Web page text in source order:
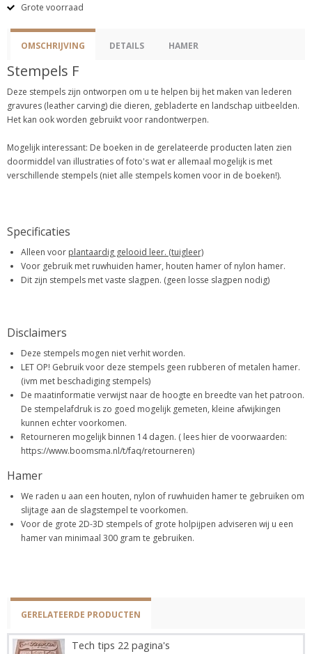
Grote voorraad
OMSCHRIJVING DETAILS HAMER
Stempels F
Deze stempels zijn ontworpen om u te helpen bij het maken van lederen
gravures (leather carving) die dieren, gebladerte en landschap uitbeelden.
Het kan ook worden gebruikt voor randontwerpen.
Mogelijk interessant: De boeken in de gerelateerde producten laten zien
doormiddel van illustraties of foto's wat er allemaal mogelijk is met
verschillende stempels (niet alle stempels komen voor in de boeken!).
Specificaties
Alleen voor plantaardig gelooid leer. (tuigleer)
Voor gebruik met ruwhuiden hamer, houten hamer of nylon hamer.
Dit zijn stempels met vaste slagpen. (geen losse slagpen nodig)
Disclaimers
Deze stempels mogen niet verhit worden.
LET OP! Gebruik voor deze stempels geen rubberen of metalen hamer.
(ivm met beschadiging stempels)
De maatinformatie verwijst naar de hoogte en breedte van het patroon.
De stempelafdruk is zo goed mogelijk gemeten, kleine afwijkingen
kunnen echter voorkomen.
Retourneren mogelijk binnen 14 dagen. ( lees hier de voorwaarden:
https://www.boomsma.nl/t/faq/retourneren)
Hamer
We raden u aan een houten, nylon of ruwhuiden hamer te gebruiken om
slijtage aan de slagstempel te voorkomen.
Voor de grote 2D-3D stempels of grote holpijpen adviseren wij u een
hamer van minimaal 300 gram te gebruiken.
GERELATEERDE PRODUCTEN
Tech tips 22 pagina's